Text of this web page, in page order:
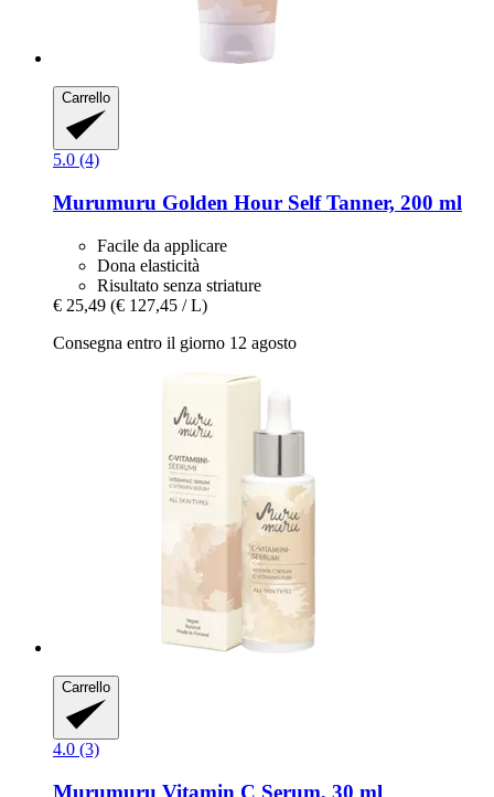
Carrello
5.0 (4)
Murumuru Golden Hour Self Tanner, 200 ml
Facile da applicare
Dona elasticità
Risultato senza striature
€ 25,49 (€ 127,45 / L)
Consegna entro il giorno 12 agosto
Carrello
4.0 (3)
Murumuru Vitamin C Serum, 30 ml